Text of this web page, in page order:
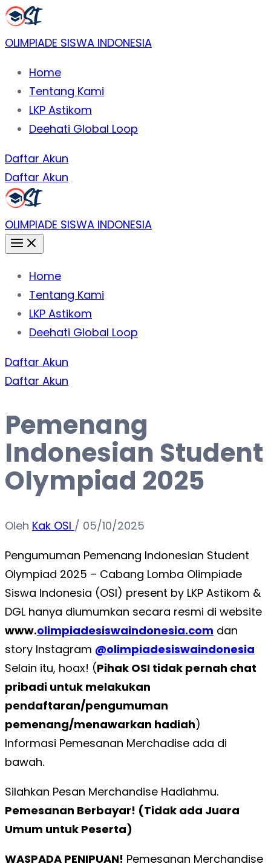
Lewati
konten
OLIMPIADE SISWA INDONESIA
Home
Tentang Kami
LKP Astikom
Deehati Global Loop
Daftar Akun
Daftar Akun
OLIMPIADE SISWA INDONESIA
Home
Tentang Kami
LKP Astikom
Deehati Global Loop
Daftar Akun
Daftar Akun
Pemenang
Indonesian Student
Olympiad 2025
Oleh Kak OSI / 05/10/2025
Pengumuman Pemenang Indonesian Student
Olympiad 2025 – Cabang Lomba Olimpiade
Siswa Indonesia (OSI) present by LKP Astikom &
DGL hanya diumumkan secara resmi di website
www.olimpiadesiswaindonesia.com dan
story Instagram @olimpiadesiswaindonesia
Selain itu, hoax! (Pihak OSI tidak pernah chat
pribadi untuk melakukan
pendaftaran/pengumuman
pemenang/menawarkan hadiah)
Informasi Pemesanan Merchadise ada di
bawah.
Silahkan Pesan Merchandise Hadiahmu.
Pemesanan Berbayar! (Tidak ada Juara
Umum untuk Peserta)
WASPADA PENIPUAN! Pemesanan Merchandise